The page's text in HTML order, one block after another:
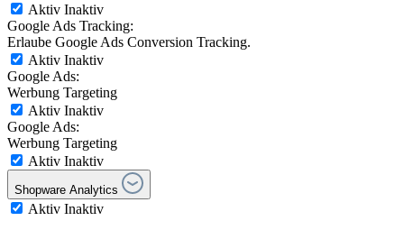
Aktiv Inaktiv
Google Ads Tracking:
Erlaube Google Ads Conversion Tracking.
Aktiv Inaktiv
Google Ads:
Werbung Targeting
Aktiv Inaktiv
Google Ads:
Werbung Targeting
Aktiv Inaktiv
Shopware Analytics
Aktiv Inaktiv